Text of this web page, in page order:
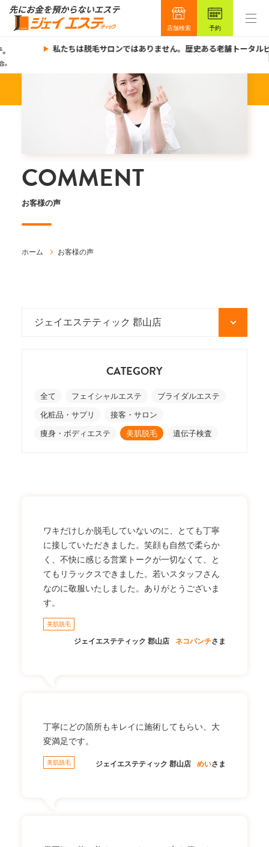
店舗検索 予約
私たちは脱毛サロンではありません。歴史ある老舗トータルビ
COMMENT
お客様の声
ホーム お客様の声
CATEGORY
全て フェイシャルエステ ブライダルエステ
化粧品・サプリ 接客・サロン
痩身・ボディエステ 美肌脱毛 遺伝子検査
ワキだけしか脱毛していないのに、とても丁寧
に接していただきました。笑顔も自然で柔らか
く、不快に感じる営業トークが一切なくて、と
てもリラックスできました。若いスタッフさん
なのに敬服いたしました。ありがとうございま
す。
美肌脱毛
ジェイエステティック 郡山店 ネコパンチさま
丁寧にどの箇所もキレイに施術してもらい、大
変満足です。
美肌脱毛 ジェイエステティック 郡山店 めいさま